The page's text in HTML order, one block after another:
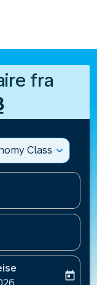
fra
Class expand_more
return-date-
today